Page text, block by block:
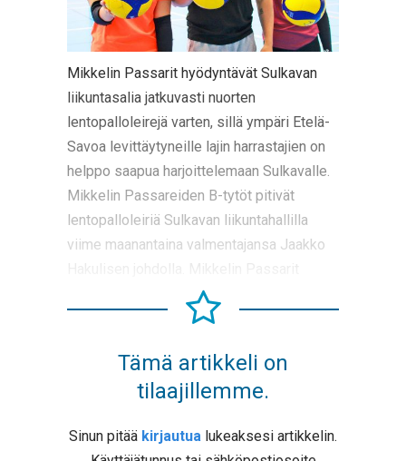
Mikkelin Passarit hyödyntävät Sulkavan
liikuntasalia jatkuvasti nuorten
lentopalloleirejä varten, sillä ympäri Etelä-
Savoa levittäytyneille lajin harrastajien on
helppo saapua harjoittelemaan Sulkavalle.
Mikkelin Passareiden B-tytöt pitivät
lentopalloleiriä Sulkavan liikuntahallilla
viime maanantaina valmentajansa Jaakko
Tämä artikkeli on
tilaajillemme.
Sinun pitää kirjautua lukeaksesi artikkelin.